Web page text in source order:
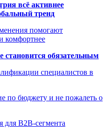
всё активнее
тренд
помогают
комфортнее
становится обязательным
специалистов в
по бюджету и не пожалеть о
B2B-сегмента